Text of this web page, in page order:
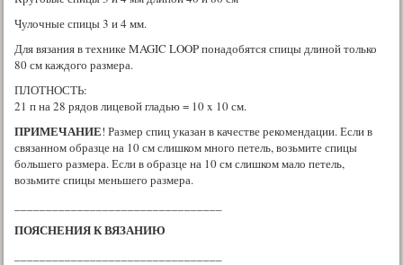
Чулочные спицы 3 и 4 мм.
Для вязания в технике MAGIC LOOP понадобятся спицы длиной только
80 см каждого размера.
ПЛОТНОСТЬ:
21 п на 28 рядов лицевой гладью = 10 x 10 см.
ПРИМЕЧАНИЕ! Размер спиц указан в качестве рекомендации. Если в
связанном образце на 10 см слишком много петель, возьмите спицы
большего размера. Если в образце на 10 см слишком мало петель,
возьмите спицы меньшего размера.
ПОЯСНЕНИЯ К ВЯЗАНИЮ